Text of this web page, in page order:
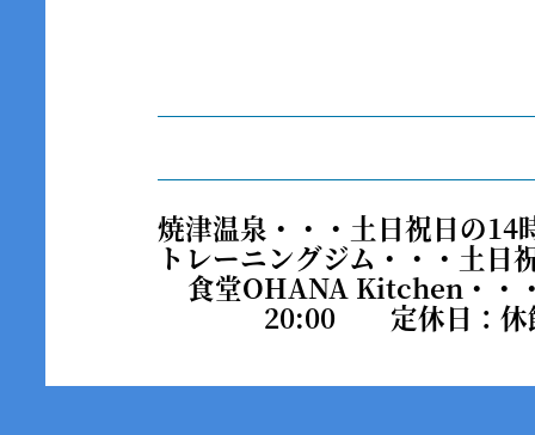
焼津温泉・・・ 土日祝日の14
トレーニングジム・・・ 土日
食堂OHANA Kitchen・・
20:00 定休日：休